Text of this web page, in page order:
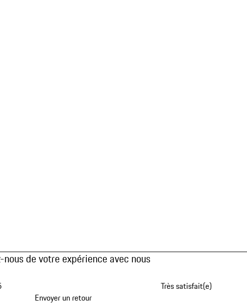
nous de votre expérience avec nous
Très satisfait(e)
Envoyer un retour